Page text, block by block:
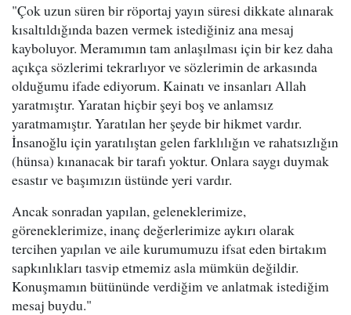
"Çok uzun süren bir röportaj yayın süresi dikkate alınarak
kısaltıldığında bazen vermek istediğiniz ana mesaj
kayboluyor. Meramımın tam anlaşılması için bir kez daha
açıkça sözlerimi tekrarlıyor ve sözlerimin de arkasında
olduğumu ifade ediyorum. Kainatı ve insanları Allah
yaratmıştır. Yaratan hiçbir şeyi boş ve anlamsız
yaratmamıştır. Yaratılan her şeyde bir hikmet vardır.
İnsanoğlu için yaratılıştan gelen farklılığın ve rahatsızlığın
(hünsa) kınanacak bir tarafı yoktur. Onlara saygı duymak
esastır ve başımızın üstünde yeri vardır.
Ancak sonradan yapılan, geleneklerimize,
göreneklerimize, inanç değerlerimize aykırı olarak
tercihen yapılan ve aile kurumumuzu ifsat eden birtakım
sapkınlıkları tasvip etmemiz asla mümkün değildir.
Konuşmamın bütününde verdiğim ve anlatmak istediğim
mesaj buydu."